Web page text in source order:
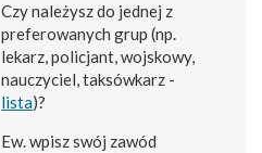
Czy należysz do jednej z
preferowanych grup (np.
lekarz, policjant, wojskowy,
nauczyciel, taksówkarz -
lista)?
Ew. wpisz swój zawód